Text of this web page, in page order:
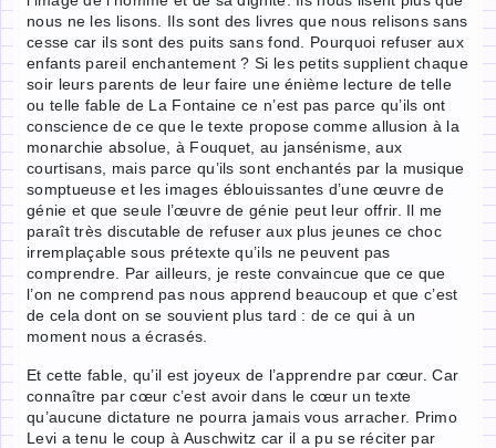
nous ne les lisons. Ils sont des livres que nous relisons sans
cesse car ils sont des puits sans fond. Pourquoi refuser aux
enfants pareil enchantement ? Si les petits supplient chaque
soir leurs parents de leur faire une énième lecture de telle
ou telle fable de La Fontaine ce n’est pas parce qu’ils ont
conscience de ce que le texte propose comme allusion à la
monarchie absolue, à Fouquet, au jansénisme, aux
courtisans, mais parce qu’ils sont enchantés par la musique
somptueuse et les images éblouissantes d’une œuvre de
génie et que seule l’œuvre de génie peut leur offrir. Il me
paraît très discutable de refuser aux plus jeunes ce choc
irremplaçable sous prétexte qu’ils ne peuvent pas
comprendre. Par ailleurs, je reste convaincue que ce que
l’on ne comprend pas nous apprend beaucoup et que c’est
de cela dont on se souvient plus tard : de ce qui à un
moment nous a écrasés.
Et cette fable, qu’il est joyeux de l’apprendre par cœur. Car
connaître par cœur c’est avoir dans le cœur un texte
qu’aucune dictature ne pourra jamais vous arracher. Primo
Levi a tenu le coup à Auschwitz car il a pu se réciter par